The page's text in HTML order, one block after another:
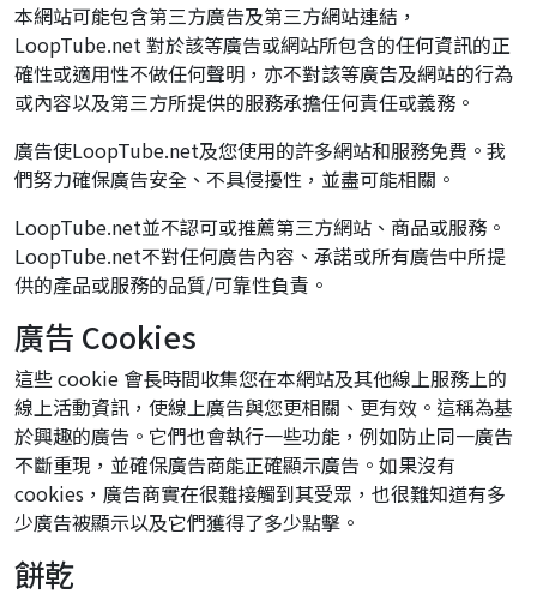
本網站可能包含第三方廣告及第三方網站連結，
LoopTube.net 對於該等廣告或網站所包含的任何資訊的正
確性或適用性不做任何聲明，亦不對該等廣告及網站的行為
或內容以及第三方所提供的服務承擔任何責任或義務。
廣告使LoopTube.net及您使用的許多網站和服務免費。我
們努力確保廣告安全、不具侵擾性，並盡可能相關。
LoopTube.net並不認可或推薦第三方網站、商品或服務。
LoopTube.net不對任何廣告內容、承諾或所有廣告中所提
供的產品或服務的品質/可靠性負責。
廣告 Cookies
這些 cookie 會長時間收集您在本網站及其他線上服務上的
線上活動資訊，使線上廣告與您更相關、更有效。這稱為基
於興趣的廣告。它們也會執行一些功能，例如防止同一廣告
不斷重現，並確保廣告商能正確顯示廣告。如果沒有
cookies，廣告商實在很難接觸到其受眾，也很難知道有多
少廣告被顯示以及它們獲得了多少點擊。
餅乾